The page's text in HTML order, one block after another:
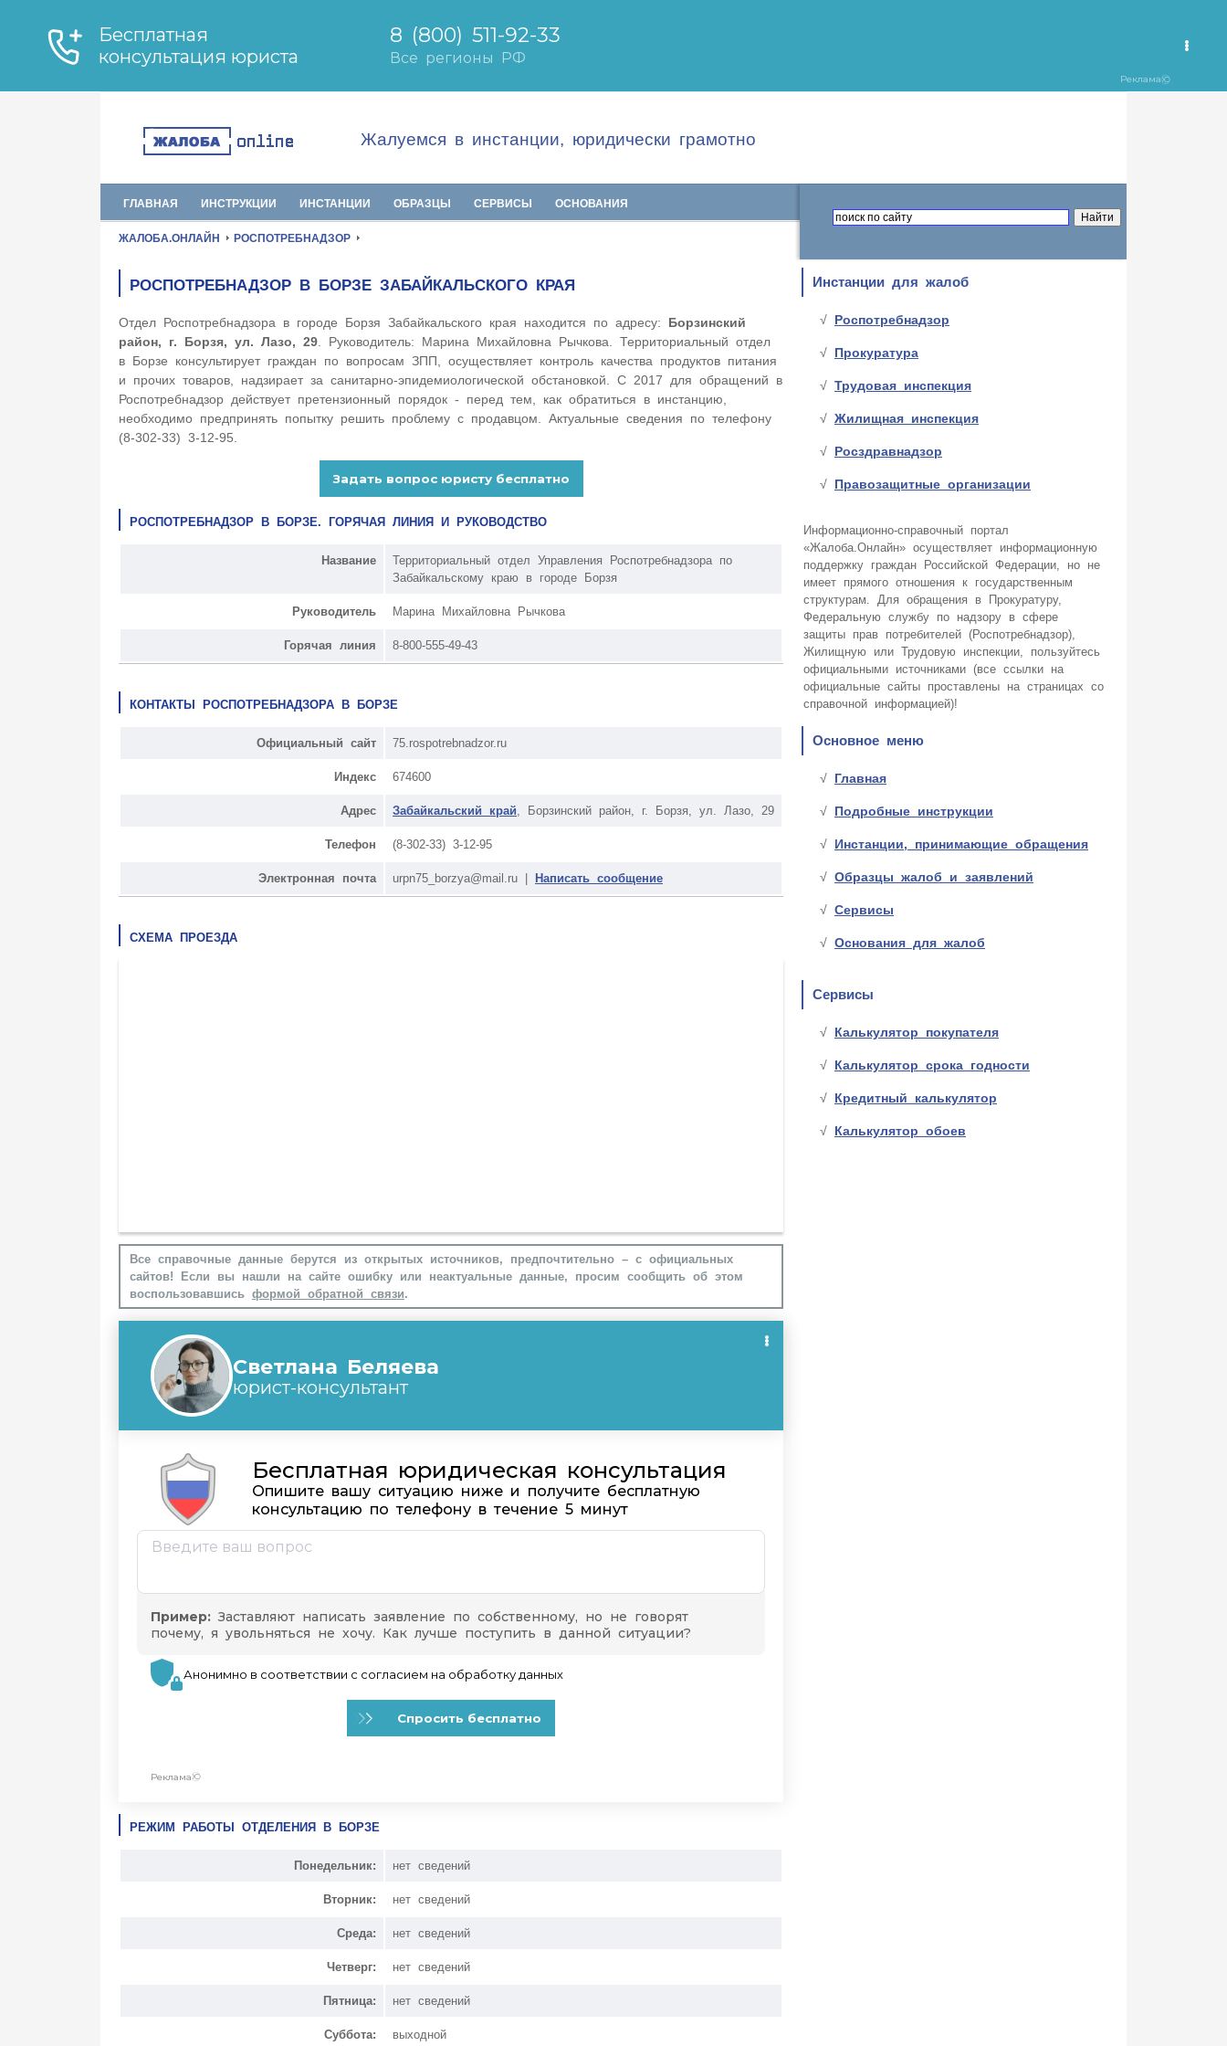
Жалуемся в инстанции, юридически грамотно
ГЛАВНАЯ ИНСТРУКЦИИ ИНСТАНЦИИ ОБРАЗЦЫ СЕРВИСЫ ОСНОВАНИЯ
ЖАЛОБА.ОНЛАЙН РОСПОТРЕБНАДЗОР
РОСПОТРЕБНАДЗОР В БОРЗЕ ЗАБАЙКАЛЬСКОГО КРАЯ
Отдел Роспотребнадзора в городе Борзя Забайкальского края находится по адресу: Борзинский
район, г. Борзя, ул. Лазо, 29 . Руководитель: Марина Михайловна Рычкова. Территориальный отдел
в Борзе консультирует граждан по вопросам ЗПП, осуществляет контроль качества продуктов питания
и прочих товаров, надзирает за санитарно-эпидемиологической обстановкой. С 2017 для обращений в
Роспотребнадзор действует претензионный порядок - перед тем, как обратиться в инстанцию,
необходимо предпринять попытку решить проблему с продавцом. Актуальные сведения по телефону
(8-302-33) 3-12-95.
РОСПОТРЕБНАДЗОР В БОРЗЕ. ГОРЯЧАЯ ЛИНИЯ И РУКОВОДСТВО
Название
Территориальный отдел Управления Роспотребнадзора по
Забайкальскому краю в городе Борзя
Руководитель Марина Михайловна Рычкова
Горячая линия 8-800-555-49-43
КОНТАКТЫ РОСПОТРЕБНАДЗОРА В БОРЗЕ
Официальный сайт 75.rospotrebnadzor.ru
Индекс 674600
Адрес Забайкальский край , Борзинский район, г. Борзя, ул. Лазо, 29
Телефон (8-302-33) 3-12-95
Электронная почта urpn75_borzya@mail.ru | Написать сообщение
СХЕМА ПРОЕЗДА
Все справочные данные берутся из открытых источников, предпочтительно – с официальных
сайтов! Если вы нашли на сайте ошибку или неактуальные данные, просим сообщить об этом
воспользовавшись формой обратной связи.
РЕЖИМ РАБОТЫ ОТДЕЛЕНИЯ В БОРЗЕ
Понедельник: нет сведений
Вторник: нет сведений
Среда: нет сведений
Четверг: нет сведений
Пятница: нет сведений
Суббота: выходной
Инстанции для жалоб
Роспотребнадзор
Прокуратура
Трудовая инспекция
Жилищная инспекция
Росздравнадзор
Правозащитные организации
Информационно-справочный портал
«Жалоба.Онлайн» осуществляет информационную
поддержку граждан Российской Федерации, но не
имеет прямого отношения к государственным
структурам. Для обращения в Прокуратуру,
Федеральную службу по надзору в сфере
защиты прав потребителей (Роспотребнадзор),
Жилищную или Трудовую инспекции, пользуйтесь
официальными источниками (все ссылки на
официальные сайты проставлены на страницах со
справочной информацией)!
Основное меню
Главная
Подробные инструкции
Инстанции, принимающие обращения
Образцы жалоб и заявлений
Сервисы
Основания для жалоб
Сервисы
Калькулятор покупателя
Калькулятор срока годности
Кредитный калькулятор
Калькулятор обоев